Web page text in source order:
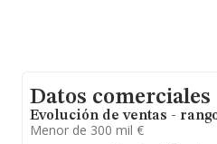
Datos comerciales
Evolución de ventas -
Menor de 300 mil €